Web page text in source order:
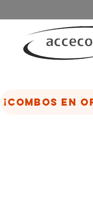
¡COMBOS EN